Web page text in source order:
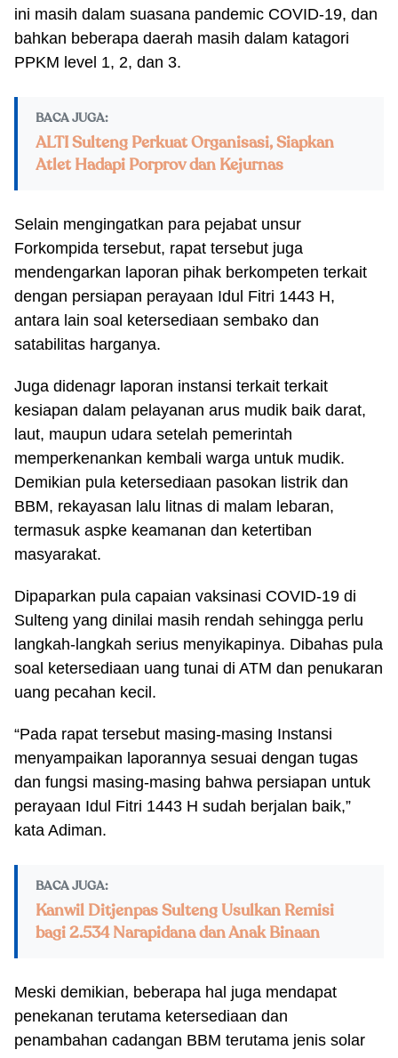
ini masih dalam suasana pandemic COVID-19, dan
bahkan beberapa daerah masih dalam katagori
PPKM level 1, 2, dan 3.
BACA JUGA:
ALTI Sulteng Perkuat Organisasi, Siapkan
Atlet Hadapi Porprov dan Kejurnas
Selain mengingatkan para pejabat unsur
Forkompida tersebut, rapat tersebut juga
mendengarkan laporan pihak berkompeten terkait
dengan persiapan perayaan Idul Fitri 1443 H,
antara lain soal ketersediaan sembako dan
satabilitas harganya.
Juga didenagr laporan instansi terkait terkait
kesiapan dalam pelayanan arus mudik baik darat,
laut, maupun udara setelah pemerintah
memperkenankan kembali warga untuk mudik.
Demikian pula ketersediaan pasokan listrik dan
BBM, rekayasan lalu litnas di malam lebaran,
termasuk aspke keamanan dan ketertiban
masyarakat.
Dipaparkan pula capaian vaksinasi COVID-19 di
Sulteng yang dinilai masih rendah sehingga perlu
langkah-langkah serius menyikapinya. Dibahas pula
soal ketersediaan uang tunai di ATM dan penukaran
uang pecahan kecil.
“Pada rapat tersebut masing-masing Instansi
menyampaikan laporannya sesuai dengan tugas
dan fungsi masing-masing bahwa persiapan untuk
perayaan Idul Fitri 1443 H sudah berjalan baik,”
kata Adiman.
BACA JUGA:
Kanwil Ditjenpas Sulteng Usulkan Remisi
bagi 2.534 Narapidana dan Anak Binaan
Meski demikian, beberapa hal juga mendapat
penekanan terutama ketersediaan dan
penambahan cadangan BBM terutama jenis solar